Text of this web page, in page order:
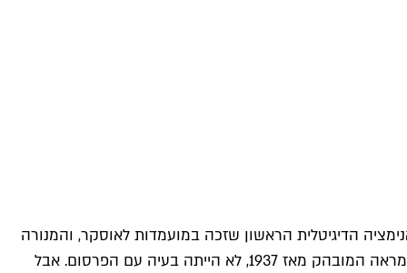
הדיגיטלית הראשון שזכה במועמדות לאוסקר, והמנורה
מתוכו שולבה בלוגו של חברת פיקסאר שהפכה למובילה בעולם האנימציה. לחברת לוקסו הנורבגית שמייצרת את המנורות בעלות המראה המובהק מאז 1937, לא הייתה בעיה עם הפרסום. אבל